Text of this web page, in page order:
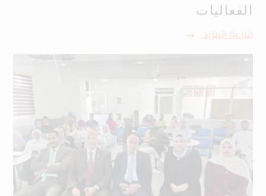
الفعاليات
قراءة المزيد